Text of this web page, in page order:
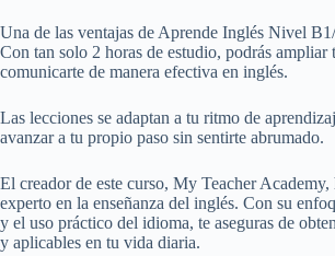
Una de las ventajas de Aprende Inglés Nivel
Con tan solo 2 horas de estudio, podrás ampliar
comunicarte de manera efectiva en inglés.
Las lecciones se adaptan a tu ritmo de
avanzar a tu propio paso sin sentirte abrumado.
El creador de este curso, My Teacher Academy,
experto en la enseñanza del inglés. Con su
y el uso práctico del idioma, te aseguras de
y aplicables en tu vida diaria.